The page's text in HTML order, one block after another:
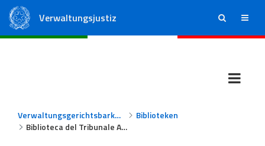
Verwaltungsjustiz ricerca menu
Verwaltungsgerichtsbarkeit
Biblioteken
Biblioteca del Tribunale Amministrativo Regionale per la Toscana